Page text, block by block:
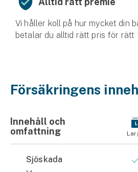
Vi håller koll på hur mycket din
betalar du alltid rätt pris för rätt
Försäkringens
Innehåll och
omfattning​
Sjöskada